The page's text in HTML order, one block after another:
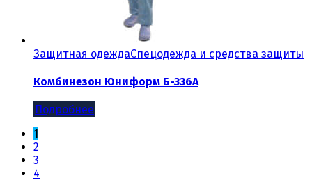
Защитная одеждаСпецодежда и средства защиты
Комбинезон Юниформ Б-336A
Подробнее
1
2
3
4